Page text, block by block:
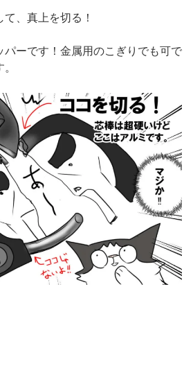
、真上を切る！
パーです！金属用のこぎりでも可で